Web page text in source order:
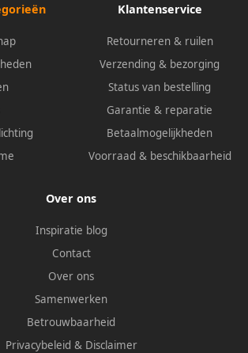
Klantenservice
Retourneren & ruilen
Verzending & bezorging
Status van bestelling
Garantie & reparatie
Betaalmogelijkheden
Voorraad & beschikbaarheid
Over ons
Inspiratie blog
Contact
Over ons
Samenwerken
Betrouwbaarheid
Privacybeleid & Disclaimer